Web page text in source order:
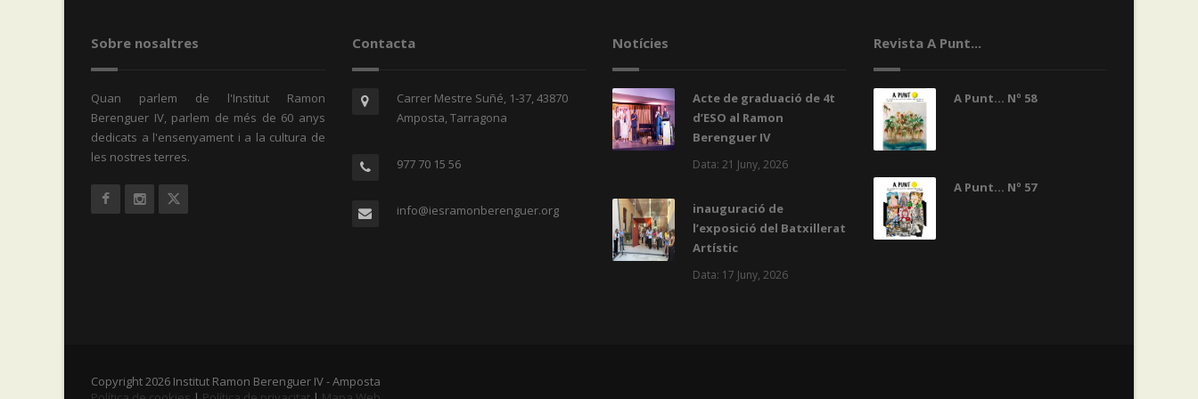
Sobre nosaltres
Quan parlem de l'Institut Ramon
Berenguer IV, parlem de més de 60 anys
dedicats a l'ensenyament i a la cultura de
les nostres terres.
Contacta
Carrer Mestre Suñé, 1-37, 43870
Amposta, Tarragona
977 70 15 56
info@iesramonberenguer.org
Notícies
Acte de graduació de 4t
d’ESO al Ramon
Berenguer IV
Data: 21 Juny, 2026
inauguració de
l’exposició del Batxillerat
Artístic
Data: 17 Juny, 2026
Revista A Punt...
A Punt... Nº 58
A Punt... Nº 57
Copyright 2026 Institut Ramon Berenguer IV - Amposta